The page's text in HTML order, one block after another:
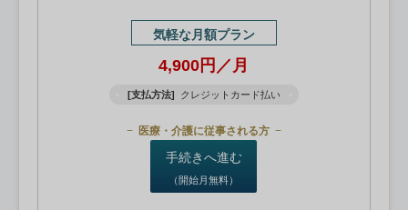
気軽な月額プラン
4,900円／月
[支払方法] クレジットカード払い
医療・介護に従事される方
手続きへ進む
（開始月無料）